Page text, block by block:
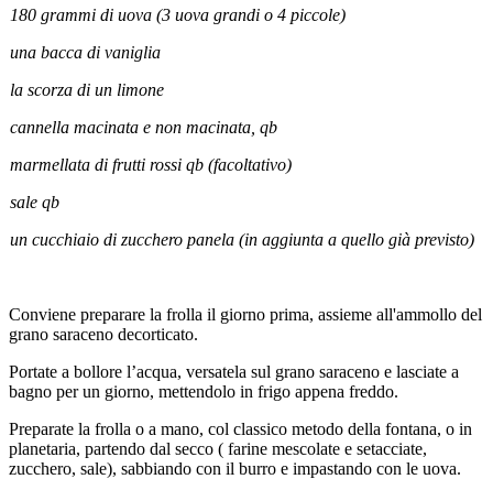
180 grammi di uova (3 uova grandi o 4 piccole)
una bacca di vaniglia
la scorza di un limone
cannella macinata e non macinata, qb
marmellata di frutti rossi qb (facoltativo)
sale qb
un cucchiaio di zucchero panela (in aggiunta a quello già previsto)
Conviene preparare la frolla il giorno prima, assieme all'ammollo del
grano saraceno decorticato.
Portate a bollore l’acqua, versatela sul grano saraceno e lasciate a
bagno per un giorno, mettendolo in frigo appena freddo.
Preparate la frolla o a mano, col classico metodo della fontana, o in
planetaria, partendo dal secco ( farine mescolate e setacciate,
zucchero, sale), sabbiando con il burro e impastando con le uova.